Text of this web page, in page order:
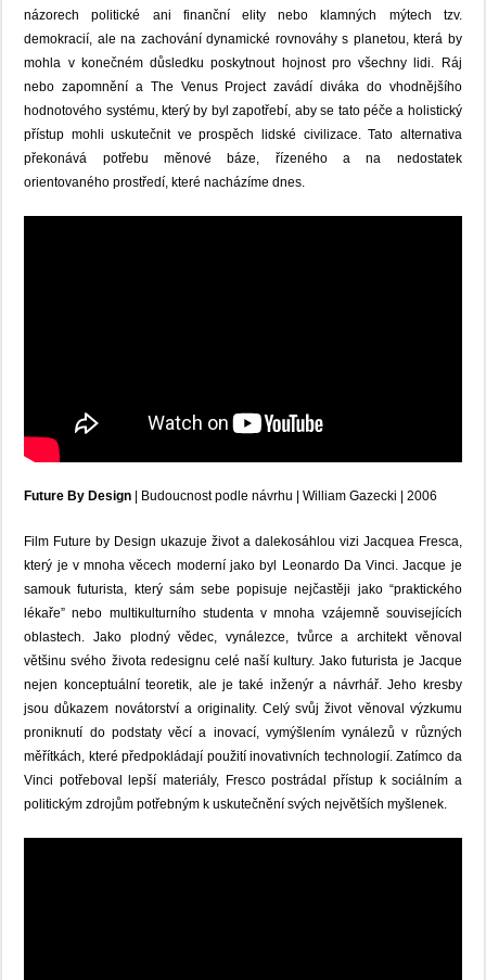
názorech politické ani finanční elity nebo klamných mýtech tzv.
demokracií, ale na zachování dynamické rovnováhy s planetou, která by
mohla v konečném důsledku poskytnout hojnost pro všechny lidi. Ráj
nebo zapomnění a The Venus Project zavádí diváka do vhodnějšího
hodnotového systému, který by byl zapotřebí, aby se tato péče a holistický
přístup mohli uskutečnit ve prospěch lidské civilizace. Tato alternativa
překonává potřebu měnové báze, řízeného a na nedostatek
orientovaného prostředí, které nacházíme dnes.
Future By Design | Budoucnost podle návrhu |William Gazecki |2006
Film Future by Design ukazuje život a dalekosáhlou vizi Jacquea Fresca,
který je v mnoha věcech moderní jako byl Leonardo Da Vinci. Jacque je
samouk futurista, který sám sebe popisuje nejčastěji jako “praktického
lékaře” nebo multikulturního studenta v mnoha vzájemně souvisejících
oblastech. Jako plodný vědec, vynálezce, tvůrce a architekt věnoval
většinu svého života redesignu celé naší kultury. Jako futurista je Jacque
nejen konceptuální teoretik, ale je také inženýr a návrhář. Jeho kresby
jsou důkazem novátorství a originality. Celý svůj život věnoval výzkumu
proniknutí do podstaty věcí a inovací, vymýšlením vynálezů v různých
měřítkách, které předpokládají použití inovativních technologií. Zatímco da
Vinci potřeboval lepší materiály, Fresco postrádal přístup k sociálním a
politickým zdrojům potřebným k uskutečnění svých největších myšlenek.